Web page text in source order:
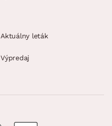
Aktuálny leták
Výpredaj